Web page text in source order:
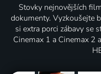
Stovky nejnovějších
dokumenty. Vyzkoušejte
si extra porci zábavy se
Cinemax 1 a Cinemax 2